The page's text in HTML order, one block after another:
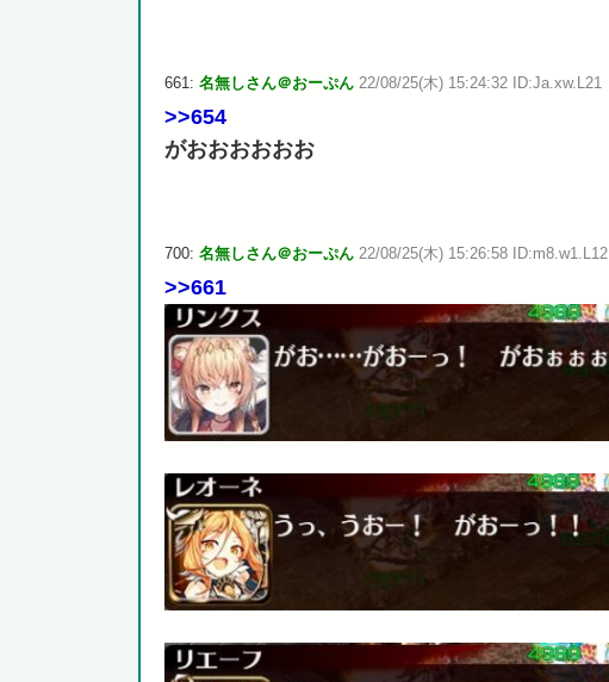
661: 名無しさん＠おーぷん 22/08/25(木) 15:24:32 ID:Ja.xw.L21
>>654
がおおおおおお
700: 名無しさん＠おーぷん 22/08/25(木) 15:26:58 ID:m8.w1.L12
>>661